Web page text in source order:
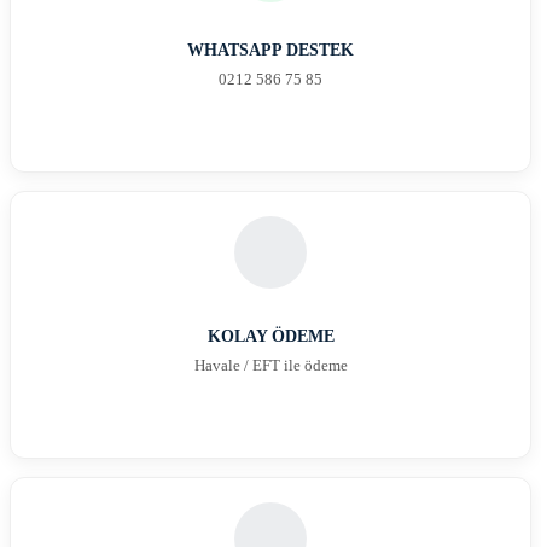
WHATSAPP DESTEK
0212 586 75 85
KOLAY ÖDEME
Havale / EFT ile ödeme